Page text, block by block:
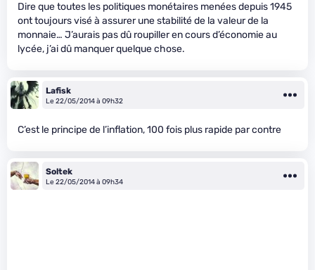
Dire que toutes les politiques monétaires menées depuis 1945
ont toujours visé à assurer une stabilité de la valeur de la
monnaie… J’aurais pas dû roupiller en cours d’économie au
lycée, j’ai dû manquer quelque chose.
Lafisk
Le 22/05/2014 à 09h32
C’est le principe de l’inflation, 100 fois plus rapide par contre
Soltek
Le 22/05/2014 à 09h34